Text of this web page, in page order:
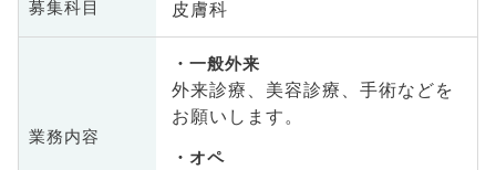
募集科目 皮膚科
業務内容
一般外来
外来診療、美容診療、手術などを
お願いします。
オペ